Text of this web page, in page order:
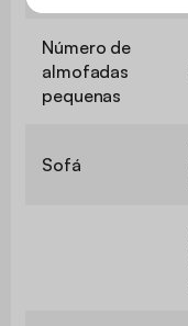
Número de
almofadas
pequenas
Sofá